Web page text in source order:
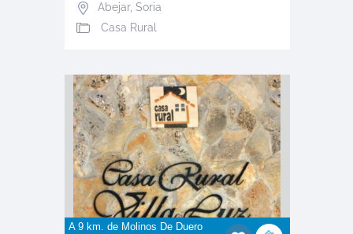
Abejar, Soria
Casa Rural
A 9 km. de Molinos De Duero